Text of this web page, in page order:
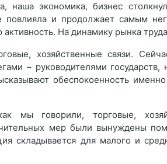
наша экономика, бизнес
повлияла и продолжает самым
На динамику рынка
хозяйственные связи.
– руководителями
обеспокоенность
мы говорили, торговые,
мер были вынуждены
складывается для малого и